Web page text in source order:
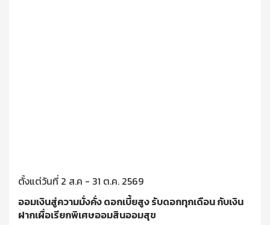
ตั้งแต่วันที่ 2 ส.ค - 31 ต.ค. 2569
ออมเงินสู่ความมั่งคั่ง ดอกเบี้ยสูง รับดอกทุกเดือน กับเงิน
ฝากเผื่อเรียกพิเศษออมสินออมสุข